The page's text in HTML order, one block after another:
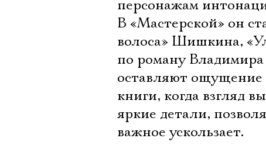
персонажам
В «Мастерской» он
волоса» Шишкина,
по роману
оставляют ощущение
книги, когда взгляд
яркие детали,
важное ускользает.